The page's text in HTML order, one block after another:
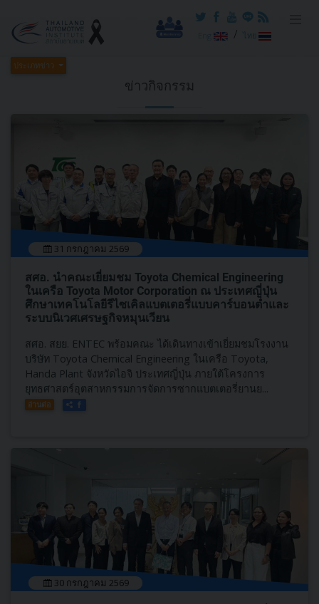
/ ไทย
ประเภทข่าว
ข่าวกิจกรรม
31 กรกฎาคม 2569
สศอ. นำคณะเยี่ยมชม Toyota Chemical Engineering
ในเครือ Toyota Motor Corporation ณ ประเทศญี่ปุ่น
ศึกษาเทคโนโลยีรีไซเคิลแบตเตอรี่แบบคาร์บอนต่ำและ
ระบบนิเวศเศรษฐกิจหมุนเวียน
สศอ. สยย. ENTEC พร้อมคณะ ได้เดินทางเข้าเยี่ยมชมโรงงาน
บริษัท Toyota Chemical Engineering ในเครือ Toyota,
Handa Plant จังหวัดไอจิ ประเทศญี่ปุ่น ภายใต้โครงการ
ยุทธศาสตร์อุตสาหกรรมการจัดการซากแบตเตอรี่ยานย...
อ่านต่อ
30 กรกฎาคม 2569